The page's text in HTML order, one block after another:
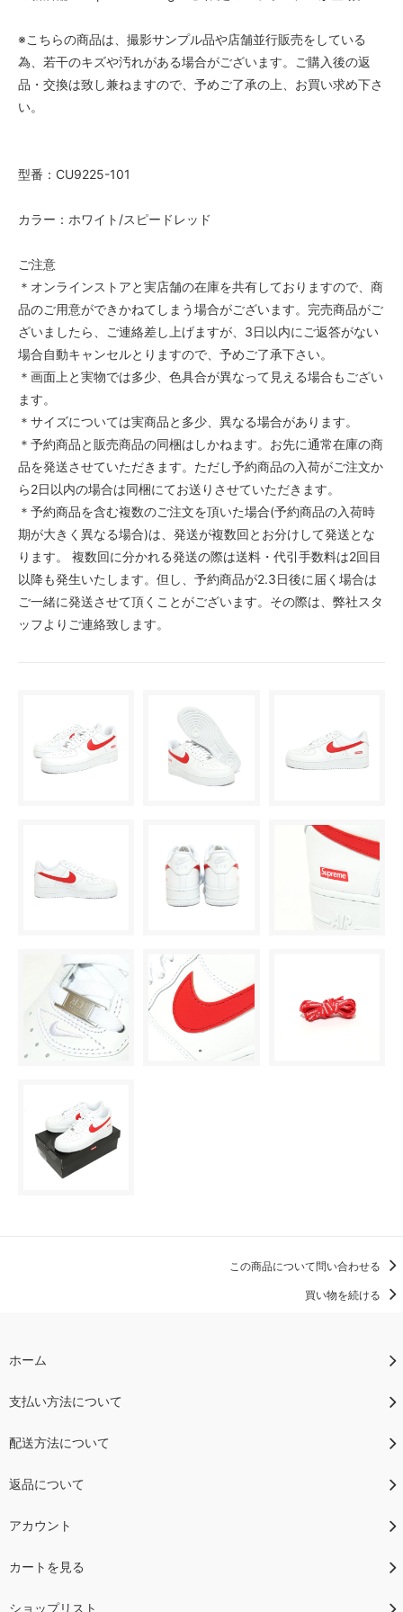
※こちらの商品は、撮影サンプル品や店舗並行販売をしている
為、若干のキズや汚れがある場合がございます。ご購入後の返
品・交換は致し兼ねますので、予めご了承の上、お買い求め下さ
い。
型番：CU9225-101
カラー：ホワイト/スピードレッド
ご注意
＊オンラインストアと実店舗の在庫を共有しておりますので、商
品のご用意ができかねてしまう場合がございます。完売商品がご
ざいましたら、ご連絡差し上げますが、3日以内にご返答がない
場合自動キャンセルとりますので、予めご了承下さい。
＊画面上と実物では多少、色具合が異なって見える場合もござい
ます。
＊サイズについては実商品と多少、異なる場合があります。
＊予約商品と販売商品の同梱はしかねます。お先に通常在庫の商
品を発送させていただきます。ただし予約商品の入荷がご注文か
ら2日以内の場合は同梱にてお送りさせていただきます。
＊予約商品を含む複数のご注文を頂いた場合(予約商品の入荷時
期が大きく異なる場合)は、発送が複数回とお分けして発送とな
ります。 複数回に分かれる発送の際は送料・代引手数料は2回目
以降も発生いたします。但し、予約商品が2.3日後に届く場合は
ご一緒に発送させて頂くことがございます。その際は、弊社スタ
ッフよりご連絡致します。
この商品について問い合わせる
買い物を続ける
ホーム
支払い方法について
配送方法について
返品について
アカウント
カートを見る
ショップリスト